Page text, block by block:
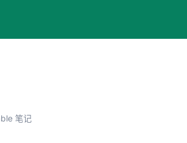
笔记